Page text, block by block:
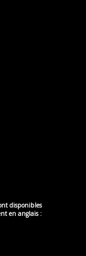
disponibles
en anglais :